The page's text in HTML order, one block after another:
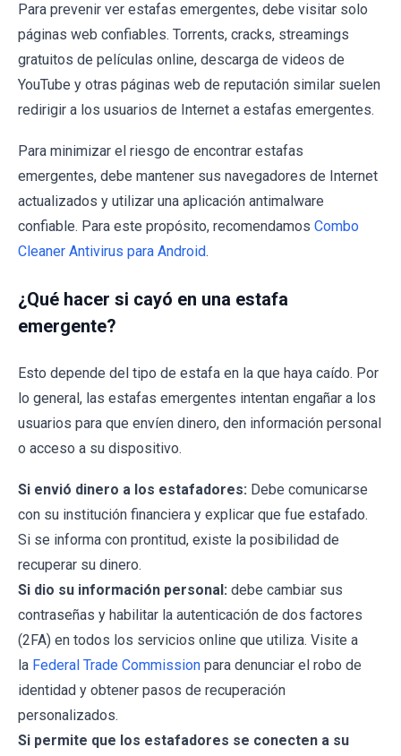
Para prevenir ver estafas emergentes, debe visitar solo
páginas web confiables. Torrents, cracks, streamings
gratuitos de películas online, descarga de videos de
YouTube y otras páginas web de reputación similar suelen
redirigir a los usuarios de Internet a estafas emergentes.
Para minimizar el riesgo de encontrar estafas
emergentes, debe mantener sus navegadores de Internet
actualizados y utilizar una aplicación antimalware
confiable. Para este propósito, recomendamos Combo
Cleaner Antivirus para Android.
¿Qué hacer si cayó en una estafa
emergente?
Esto depende del tipo de estafa en la que haya caído. Por
lo general, las estafas emergentes intentan engañar a los
usuarios para que envíen dinero, den información personal
o acceso a su dispositivo.
Si envió dinero a los estafadores: Debe comunicarse
con su institución financiera y explicar que fue estafado.
Si se informa con prontitud, existe la posibilidad de
recuperar su dinero.
Si dio su información personal: debe cambiar sus
contraseñas y habilitar la autenticación de dos factores
(2FA) en todos los servicios online que utiliza. Visite a
la Federal Trade Commission para denunciar el robo de
identidad y obtener pasos de recuperación
personalizados.
Si permite que los estafadores se conecten a su